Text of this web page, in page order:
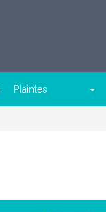
Plaintes